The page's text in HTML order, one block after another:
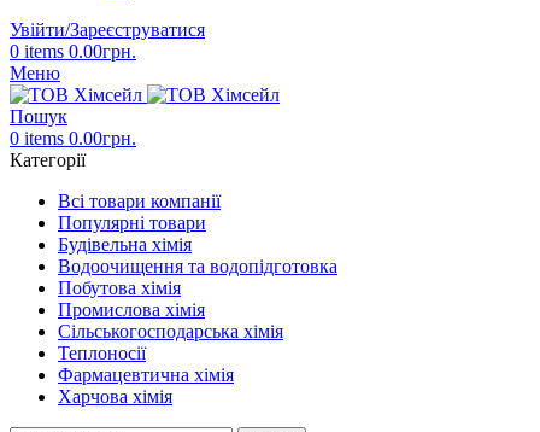
Увійти/Зареєструватися
0 items 0.00грн.
Меню
Пошук
0 items 0.00грн.
Категорії
Всі товари компанії
Популярні товари
Будівельна хімія
Водоочищення та водопідготовка
Побутова хімія
Промислова хімія
Сільськогосподарська хімія
Теплоносії
Фармацевтична хімія
Харчова хімія